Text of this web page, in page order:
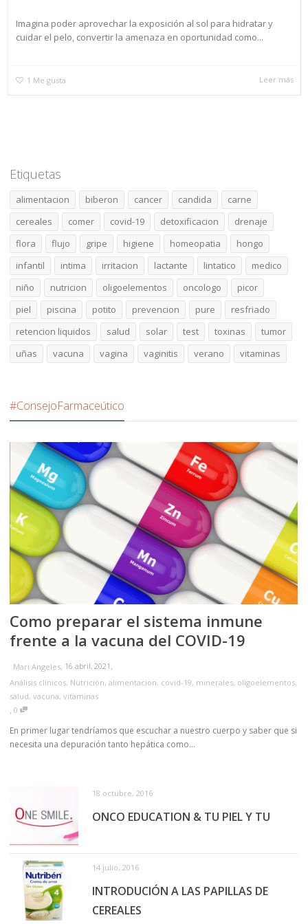
Imagina poder aprovechar la exposición al sol para hidratar y
cuidar el pelo, convertir la amenaza en oportunidad como...
1 Me gusta Leer más
Etiquetas
alimentacion biberon cancer candida
carne
cereales
comer covid-19 detoxificacion
drenaje
flora
flujo gripe higiene homeopatia
hongo
infantil
intima irritacion lactante lintatico
medico
niño
nutricion oligoelementos oncologo
picor
piel
piscina potito prevencion pure
resfriado
retencion liquidos
salud solar test toxinas
tumor
uñas
vacuna vagina vaginitis verano vitaminas
#ConsejoFarmaceútico
Como preparar el sistema inmune
frente a la vacuna del COVID-19
Mari Angeles, 16 abril, 2021 ,
Análisis clínicos, Nutrición, alimentacion, covid-19, minerales, oligoelementos,
salud, vacuna, vitaminas
, 0
En primer lugar tendríamos que escuchar a nuestro cuerpo y saber que si
necesita una depuración tanto hepática como...
18 octubre, 2016
ONCO EDUCATION & TU PIEL Y TU
14 julio, 2016
INTRODUCIÓN A LAS PAPILLAS DE
CEREALES